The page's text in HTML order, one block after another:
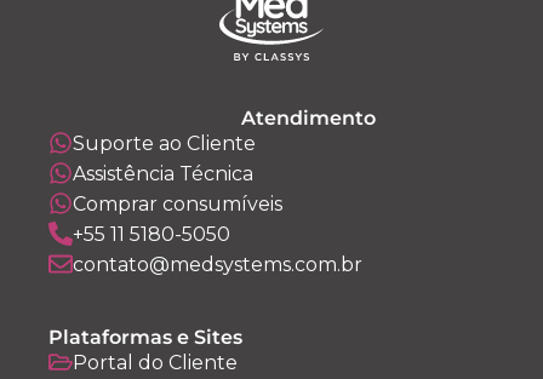
Atendimento
Suporte ao Cliente
Assistência Técnica
Comprar consumíveis
+55 11 5180-5050
contato@medsystems.com.br
Plataformas e Sites
Portal do Cliente